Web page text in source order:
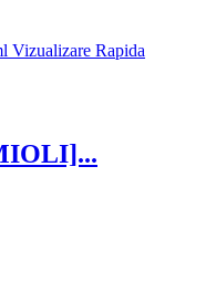
Vizualizare Rapida